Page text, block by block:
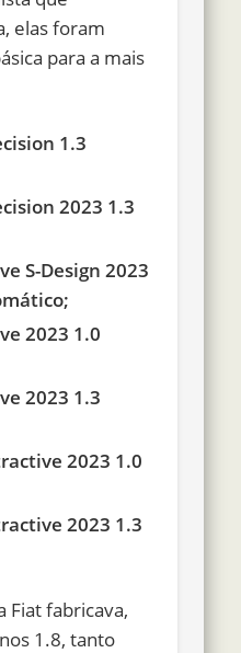
elas foram
para a mais
1.3
2023 1.3
S-Design 2023
2023 1.0
2023 1.3
2023 1.0
2023 1.3
Fiat fabricava,
1.8, tanto